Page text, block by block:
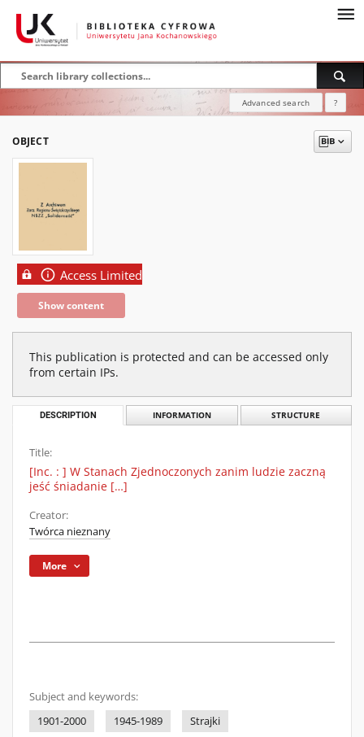
Advanced search ?
OBJECT
Access Limited
Show content
This publication is protected and can be accessed only
from certain IPs.
DESCRIPTION INFORMATION STRUCTURE
Title:
[Inc. : ] W Stanach Zjednoczonych zanim ludzie zaczną
jeść śniadanie […]
Creator:
Twórca nieznany
More
Subject and keywords:
1901-2000
1945-1989 Strajki